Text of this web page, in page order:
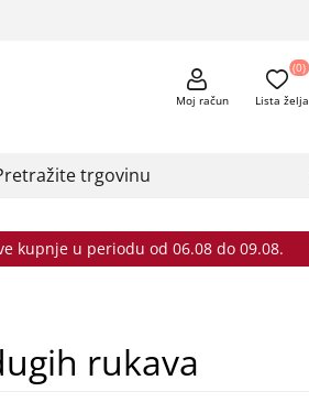
Moj račun Lista želja
(0)
kupnje u periodu od 06.08 do 09.08.
rukava